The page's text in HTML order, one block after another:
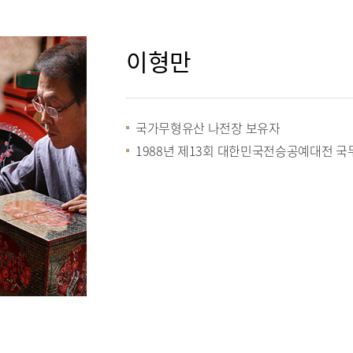
이형만
국가무형유산 나전장 보유자
1988년 제13회 대한민국전승공예대전 국